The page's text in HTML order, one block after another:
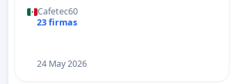
Cafetec60
23 firmas
24 May 2026